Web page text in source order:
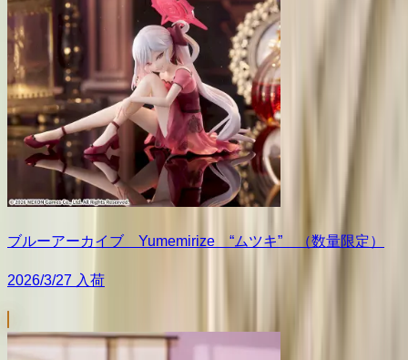
ブルーアーカイブ Yumemirize “ムツキ” （数量限定）
2026/3/27 入荷